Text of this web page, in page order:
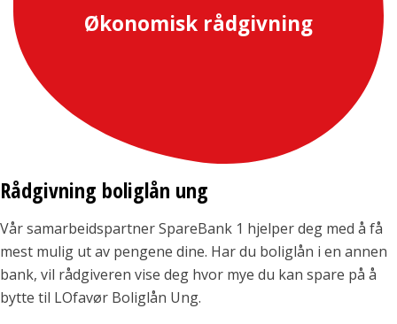
Økonomisk rådgivning
Rådgivning boliglån ung
Vår samarbeidspartner SpareBank 1 hjelper deg med å få
mest mulig ut av pengene dine. Har du boliglån i en annen
bank, vil rådgiveren vise deg hvor mye du kan spare på å
bytte til LOfavør Boliglån Ung.